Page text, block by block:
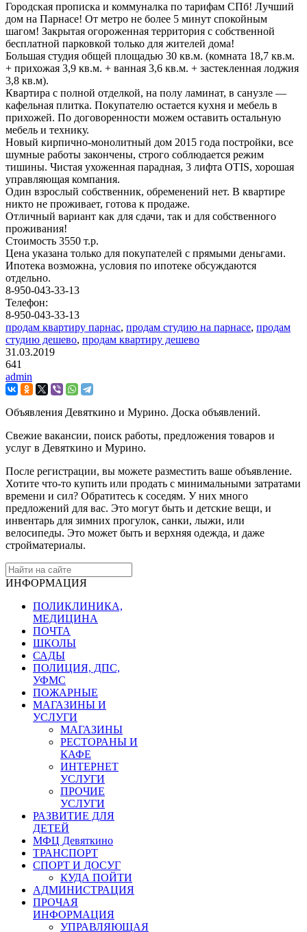
Городская прописка и коммуналка по тарифам СПб! Лучший
дом на Парнасе! От метро не более 5 минут спокойным
шагом! Закрытая огороженная территория с собственной
бесплатной парковкой только для жителей дома!
Большая студия общей площадью 30 кв.м. (комната 18,7 кв.м.
+ прихожая 3,9 кв.м. + ванная 3,6 кв.м. + застекленная лоджия
3,8 кв.м).
Квартира с полной отделкой, на полу ламинат, в санузле —
кафельная плитка. Покупателю остается кухня и мебель в
прихожей. По договоренности можем оставить остальную
мебель и технику.
Новый кирпично-монолитный дом 2015 года постройки, все
шумные работы закончены, строго соблюдается режим
тишины. Чистая ухоженная парадная, 3 лифта OTIS, хорошая
управляющая компания.
Один взрослый собственник, обременений нет. В квартире
никто не проживает, готова к продаже.
Отличный вариант как для сдачи, так и для собственного
проживания!
Стоимость 3550 т.р.
Цена указана только для покупателей с прямыми деньгами.
Ипотека возможна, условия по ипотеке обсуждаются
отдельно.
8-950-043-33-13
Телефон:
8-950-043-33-13
продам квартиру парнас, продам студию на парнасе, продам
студию дешево, продам квартиру дешево
31.03.2019
641
admin
Объявления Девяткино и Мурино. Доска объявлений.
Свежие вакансии, поиск работы, предложения товаров и
услуг в Девяткино и Мурино.
После регистрации, вы можете разместить ваше объявление.
Хотите что-то купить или продать с минимальными затратами
времени и сил? Обратитесь к соседям. У них много
предложений для вас. Это могут быть и детские вещи, и
инвентарь для зимних прогулок, санки, лыжи, или
велосипеды. Это может быть и верхняя одежда, и даже
стройматериалы.
ИНФОРМАЦИЯ
ПОЛИКЛИНИКА,
МЕДИЦИНА
ПОЧТА
ШКОЛЫ
САДЫ
ПОЛИЦИЯ, ДПС,
УФМС
ПОЖАРНЫЕ
МАГАЗИНЫ И
УСЛУГИ
МАГАЗИНЫ
РЕСТОРАНЫ И
КАФЕ
ИНТЕРНЕТ
УСЛУГИ
ПРОЧИЕ
УСЛУГИ
РАЗВИТИЕ ДЛЯ
ДЕТЕЙ
МФЦ Девяткино
ТРАНСПОРТ
СПОРТ И ДОСУГ
КУДА ПОЙТИ
АДМИНИСТРАЦИЯ
ПРОЧАЯ
ИНФОРМАЦИЯ
УПРАВЛЯЮЩАЯ